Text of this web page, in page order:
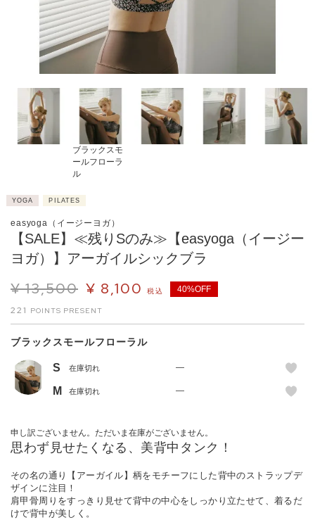
ブラックスモ
ールフローラ
ル
YOGA PILATES
easyoga（イージーヨガ）
【SALE】≪残りSのみ≫【easyoga（イージー
ヨガ）】アーガイルシックブラ
¥ 13,500 ¥ 8,100 税込 40%OFF
221
ブラックスモールフローラル
S 在庫切れ —
M 在庫切れ —
申し訳ございません。ただいま在庫がございません。
思わず見せたくなる、美背中タンク！
その名の通り【アーガイル】柄をモチーフにした背中のストラップデ
ザインに注目！
肩甲骨周りをすっきり見せて背中の中心をしっかり立たせて、着るだ
けで背中が美しく。